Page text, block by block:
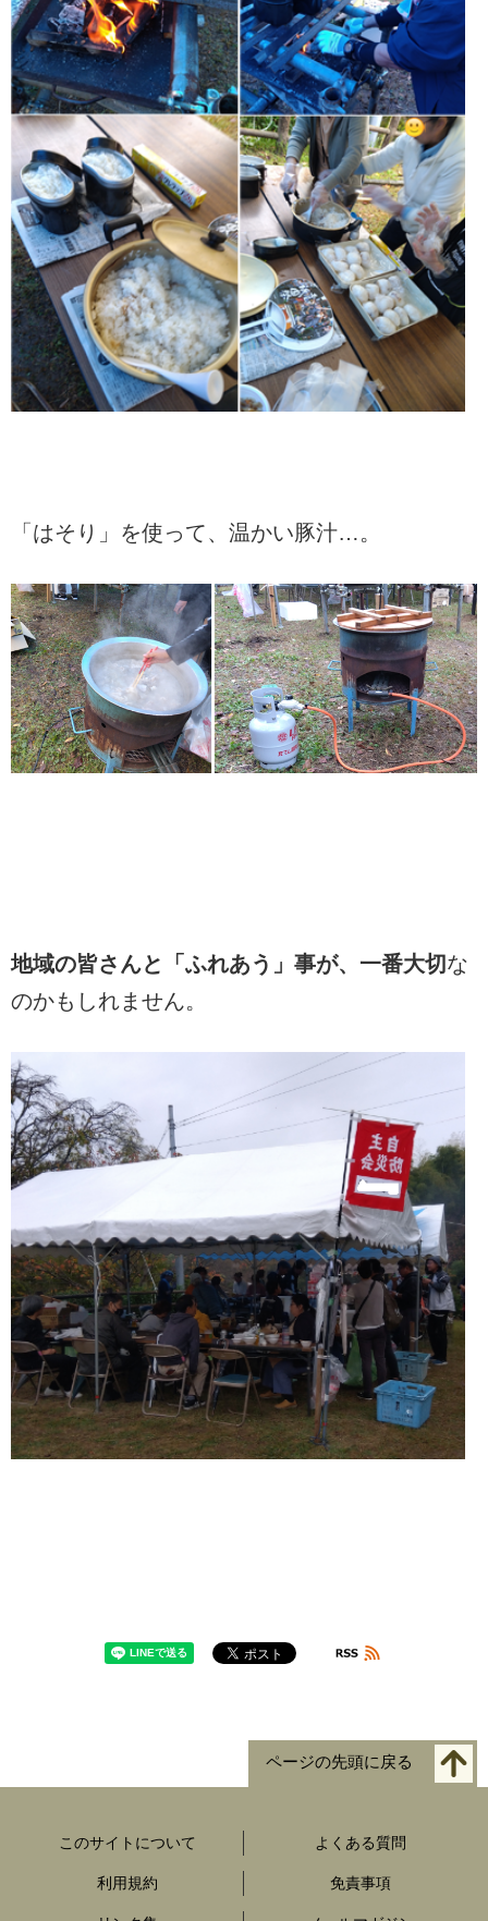
「はそり」を使って、温かい豚汁…。
地域の皆さんと「ふれあう」事が、一番大切な
のかもしれません。
ページの先頭に戻る
このサイトについて よくある質問
利用規約 免責事項